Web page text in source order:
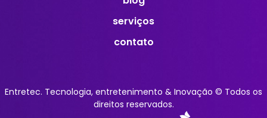
serviços
contato
Entretec. Tecnologia, entretenimento & Inovação © Todos os
direitos reservados.